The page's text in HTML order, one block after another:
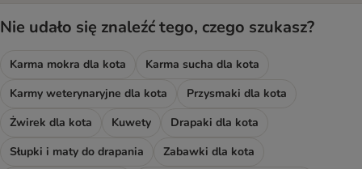
Nie udało się znaleźć tego, czego szukasz?
Karma mokra dla kota
Karma sucha dla kota
Karmy weterynaryjne dla kota
Przysmaki dla kota
Żwirek dla kota
Kuwety
Drapaki dla kota
Słupki i maty do drapania
Zabawki dla kota